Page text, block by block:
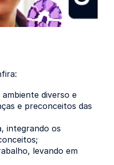
diverso e
e preconceitos das
integrando os
levando em